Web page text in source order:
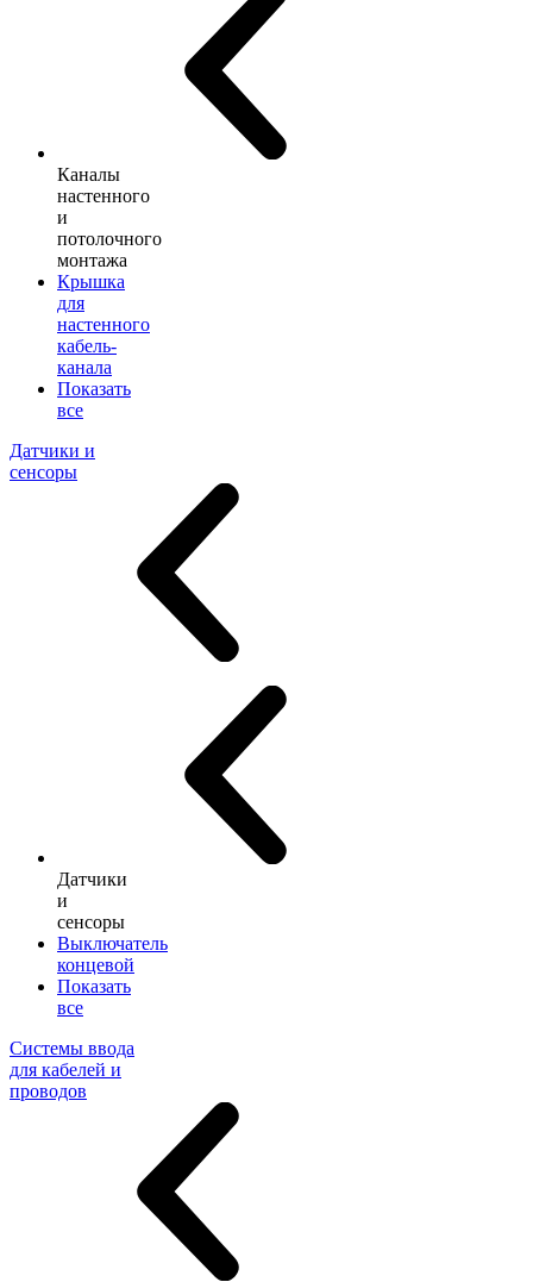
Каналы
настенного
и
потолочного
монтажа
Крышка
для
настенного
кабель-
канала
Показать
все
Датчики и
сенсоры
Датчики
и
сенсоры
Выключатель
концевой
Показать
все
Системы ввода
для кабелей и
проводов